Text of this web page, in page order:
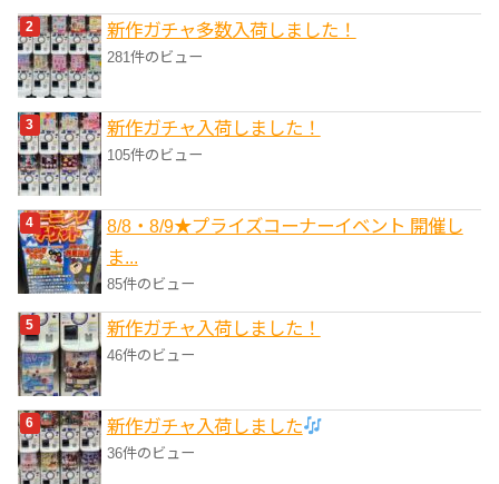
新作ガチャ多数入荷しました！
281件のビュー
新作ガチャ入荷しました！
105件のビュー
8/8・8/9★プライズコーナーイベント 開催し
ま...
85件のビュー
新作ガチャ入荷しました！
46件のビュー
新作ガチャ入荷しました
36件のビュー